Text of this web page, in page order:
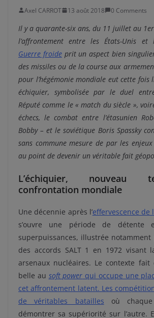
Axel CARROT 13 août 2018 0 Comments
Il y a quarante-six ans, du 11 juillet au
l’affrontement entre les États-Unis et
Guerre froideprit un aspect bien
des missiles ou de la course aux
pour l’hégémonie mondiale eut cette fois
échiquier, symbolisée par le duel
Réputé comme le « match du siècle »,
échecs, le combat entre l’étasunien
Bobby – et le soviétique Boris Spassky
sans commune mesure de par les
au point de devenir un véritable fait
L’échiquier, nouveau
confrontation mondiale
Une décennie après l’effervescence de
s’ouvre une période de détente
superpuissances, illustrée
des accords SALT 1 en 1972 visant
arsenaux nucléaires. Le contexte
belle au soft power qui occupe une
cet affrontement latent. Les
de véritables batailles où
démontrer sa supériorité sur l’autre.